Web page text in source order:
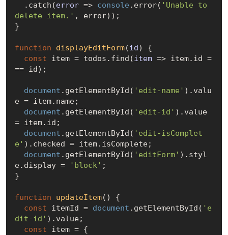
  .catch(
error => console .error( 'Unable to
delete item.' , error));
}
function displayEditForm(id ) {
const item = todos.find(item => item.id =
== id);
document .getElementById( 'edit-name' ).valu
e = item.name;
document .getElementById( 'edit-id' ).value
= item.id;
document .getElementById( 'edit-isComplet
e' ).checked = item.isComplete;
document .getElementById( 'editForm' ).styl
e.display =
'block' ;
}
function updateItem( ) {
const itemId = document .getElementById( 'e
dit-id' ).value;
const item = {